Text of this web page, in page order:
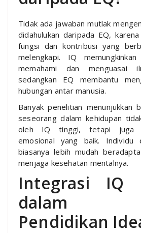
Tidak ada jawaban mutlak
didahulukan daripada EQ,
fungsi dan kontribusi yang
melengkapi. IQ
memahami dan menguasai
sedangkan EQ membantu
hubungan antar manusia.
Banyak penelitian menunjukkan
seseorang dalam kehidupan
oleh IQ tinggi, tetapi juga
emosional yang baik. Individu
biasanya lebih mudah
menjaga kesehatan mentalnya.
Integrasi IQ
dalam
Pendidikan